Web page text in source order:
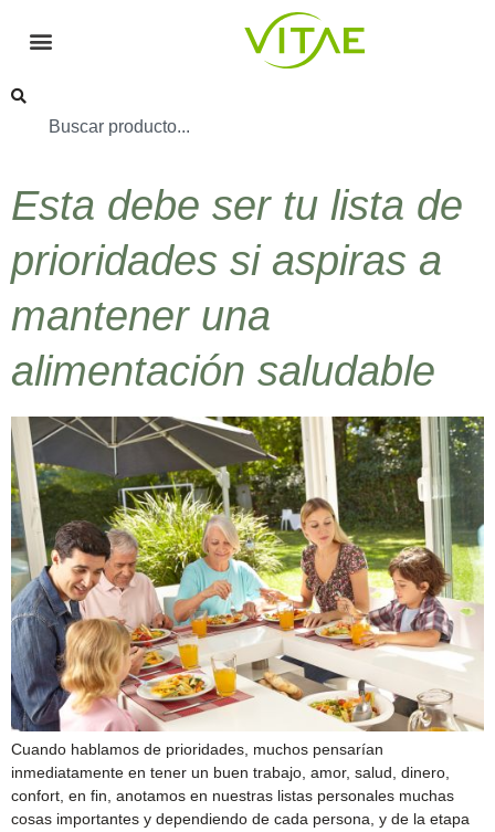
Esta debe ser tu lista de
prioridades si aspiras a
mantener una
alimentación saludable
Cuando hablamos de prioridades, muchos pensarían
inmediatamente en tener un buen trabajo, amor, salud, dinero,
confort, en fin, anotamos en nuestras listas personales muchas
cosas importantes y dependiendo de cada persona, y de la etapa